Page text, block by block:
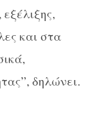
και στα
δηλώνει.